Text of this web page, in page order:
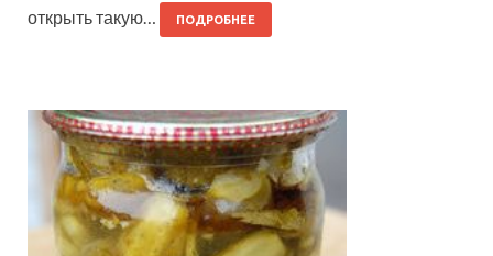
открыть такую…
ПОДРОБНЕЕ